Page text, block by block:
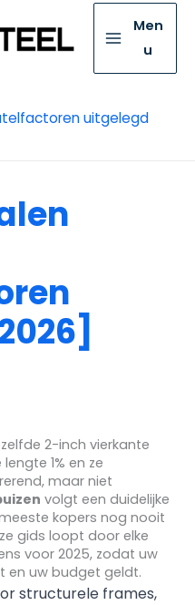
Men
u
uitgelegd
2-inch vierkante
1% en ze
maar niet
volgt een duidelijke
kopers nog nooit
gids loopt door elke
voor 2025, zodat uw
en uw budget geldt.
structurele frames,